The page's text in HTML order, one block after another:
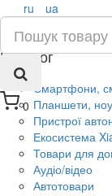
0
ru ua
Каталог
Смартфони,
Планшети,
Пристрої
Екосистема
Товари для
Аудіо/відео
Автотовари